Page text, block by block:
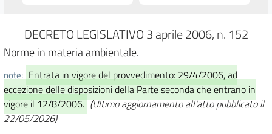
DECRETO LEGISLATIVO 3 aprile 2006, n. 152
Norme in materia ambientale.
note: Entrata in vigore del provvedimento: 29/4/2006, ad
eccezione delle disposizioni della Parte seconda che entrano in
vigore il 12/8/2006. (Ultimo aggiornamento all'atto pubblicato il
22/05/2026)